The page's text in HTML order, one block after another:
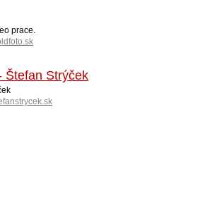
prace.
Štefan Strýček